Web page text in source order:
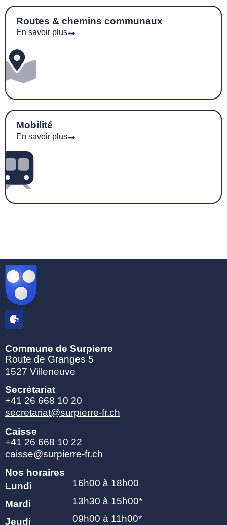
Routes & chemins communaux
En savoir plus
Mobilité
En savoir plus
Commune de Surpierre
Route de Granges 5
1527 Villeneuve
Secrétariat
+41 26 668 10 20
secretariat@surpierre-fr.ch
Caisse
+41 26 668 10 22
caisse@surpierre-fr.ch
Nos horaires
Lundi
16h00 à 18h00
Mardi
13h30 à 15h00*
Jeudi
09h00 à 11h00*